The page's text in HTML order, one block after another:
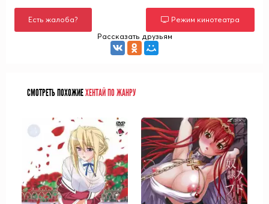
Есть жалоба?
Режим кинотеатра
Рассказать друзьям
СМОТРЕТЬ ПОХОЖИЕХЕНТАЙ ПО ЖАНРУ